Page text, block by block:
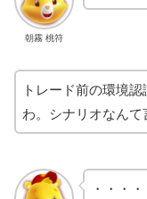
朝霧 桃符
トレード前の環境
わ。シナリオなんて
・・・・